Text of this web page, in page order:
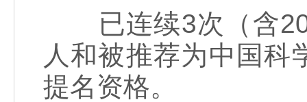
已连续3次（含
人和被推荐为中国科
提名资格。